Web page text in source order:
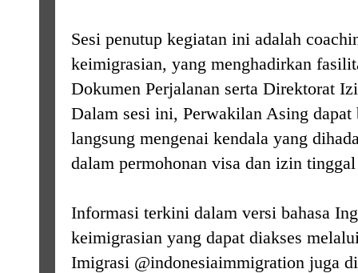
Sesi penutup kegiatan ini adalah
keimigrasian, yang menghadirkan
Dokumen Perjalanan serta Direktorat
Dalam sesi ini, Perwakilan Asing dapat
langsung mengenai kendala yang
dalam permohonan visa dan izin
Informasi terkini dalam versi bahasa
keimigrasian yang dapat diakses
Imigrasi @indonesiaimmigration juga